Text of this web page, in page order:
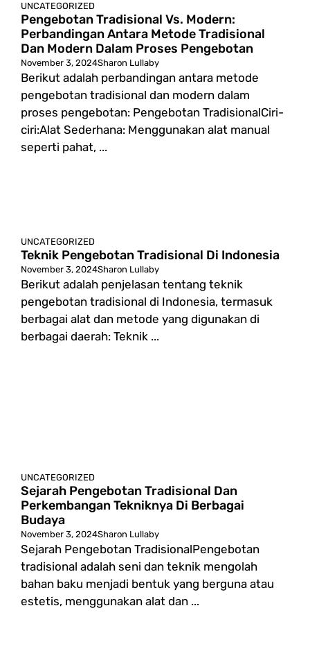
UNCATEGORIZED
Pengebotan Tradisional Vs. Modern:
Perbandingan Antara Metode Tradisional
Dan Modern Dalam Proses Pengebotan
November 3, 2024Sharon Lullaby
Berikut adalah perbandingan antara metode
pengebotan tradisional dan modern dalam
proses pengebotan: Pengebotan TradisionalCiri-
ciri:Alat Sederhana: Menggunakan alat manual
seperti pahat, ...
UNCATEGORIZED
Teknik Pengebotan Tradisional Di Indonesia
November 3, 2024Sharon Lullaby
Berikut adalah penjelasan tentang teknik
pengebotan tradisional di Indonesia, termasuk
berbagai alat dan metode yang digunakan di
berbagai daerah: Teknik ...
UNCATEGORIZED
Sejarah Pengebotan Tradisional Dan
Perkembangan Tekniknya Di Berbagai
Budaya
November 3, 2024Sharon Lullaby
Sejarah Pengebotan TradisionalPengebotan
tradisional adalah seni dan teknik mengolah
bahan baku menjadi bentuk yang berguna atau
estetis, menggunakan alat dan ...